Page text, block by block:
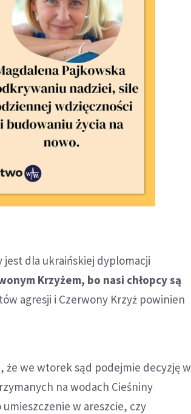
jest dla ukraińskiej dyplomacji
Krzyżem, bo nasi chłopcy są
agresji i Czerwony Krzyż powinien
że we wtorek sąd podejmie decyzję w
na wodach Cieśniny
w areszcie, czy